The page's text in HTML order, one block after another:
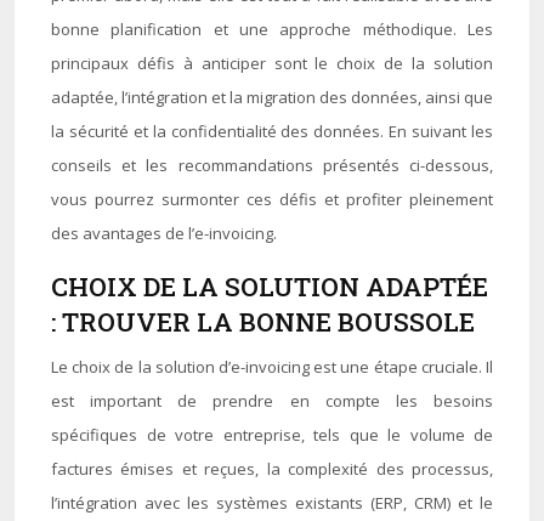
bonne planification et une approche méthodique. Les
principaux défis à anticiper sont le choix de la solution
adaptée, l’intégration et la migration des données, ainsi que
la sécurité et la confidentialité des données. En suivant les
conseils et les recommandations présentés ci-dessous,
vous pourrez surmonter ces défis et profiter pleinement
des avantages de l’e-invoicing.
CHOIX DE LA SOLUTION ADAPTÉE
: TROUVER LA BONNE BOUSSOLE
Le choix de la solution d’e-invoicing est une étape cruciale. Il
est important de prendre en compte les besoins
spécifiques de votre entreprise, tels que le volume de
factures émises et reçues, la complexité des processus,
l’intégration avec les systèmes existants (ERP, CRM) et le